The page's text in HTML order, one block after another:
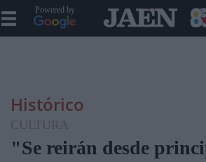
Powered by
Histórico
CULTURA
"Se reirán desde